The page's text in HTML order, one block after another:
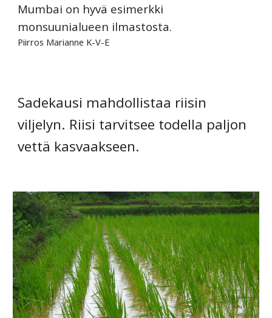
Mumbai on hyvä esimerkki
monsuunialueen ilmastosta.
Piirros Marianne K-V-E
Sadekausi mahdollistaa riisin
viljelyn. Riisi tarvitsee todella paljon
vettä kasvaakseen.